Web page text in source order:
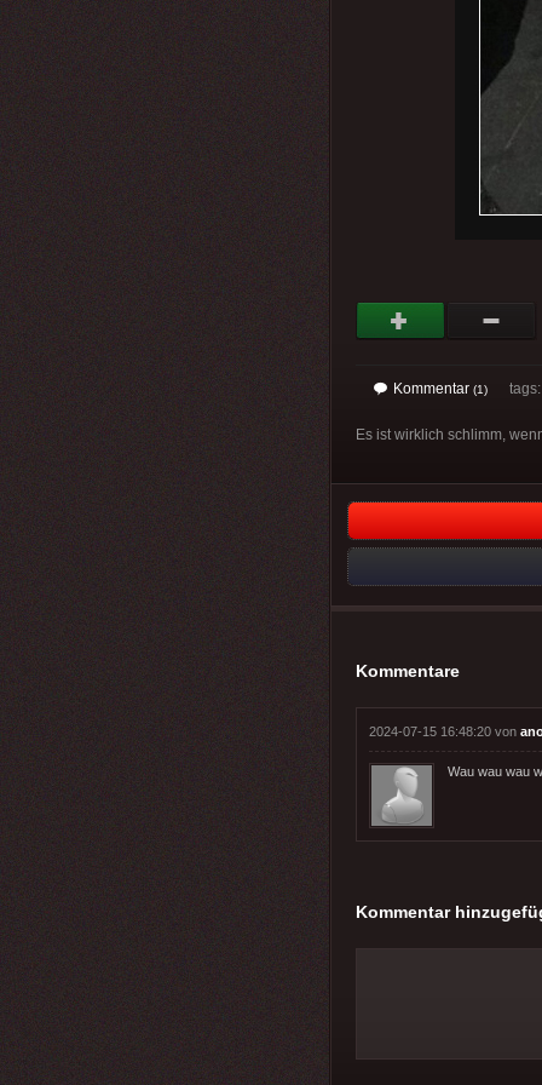
Kommentar (1)
Es ist wirklich schlimm,
Kommentare
2024-07-15 16:48:20 von
Wau wau wau
Kommentar